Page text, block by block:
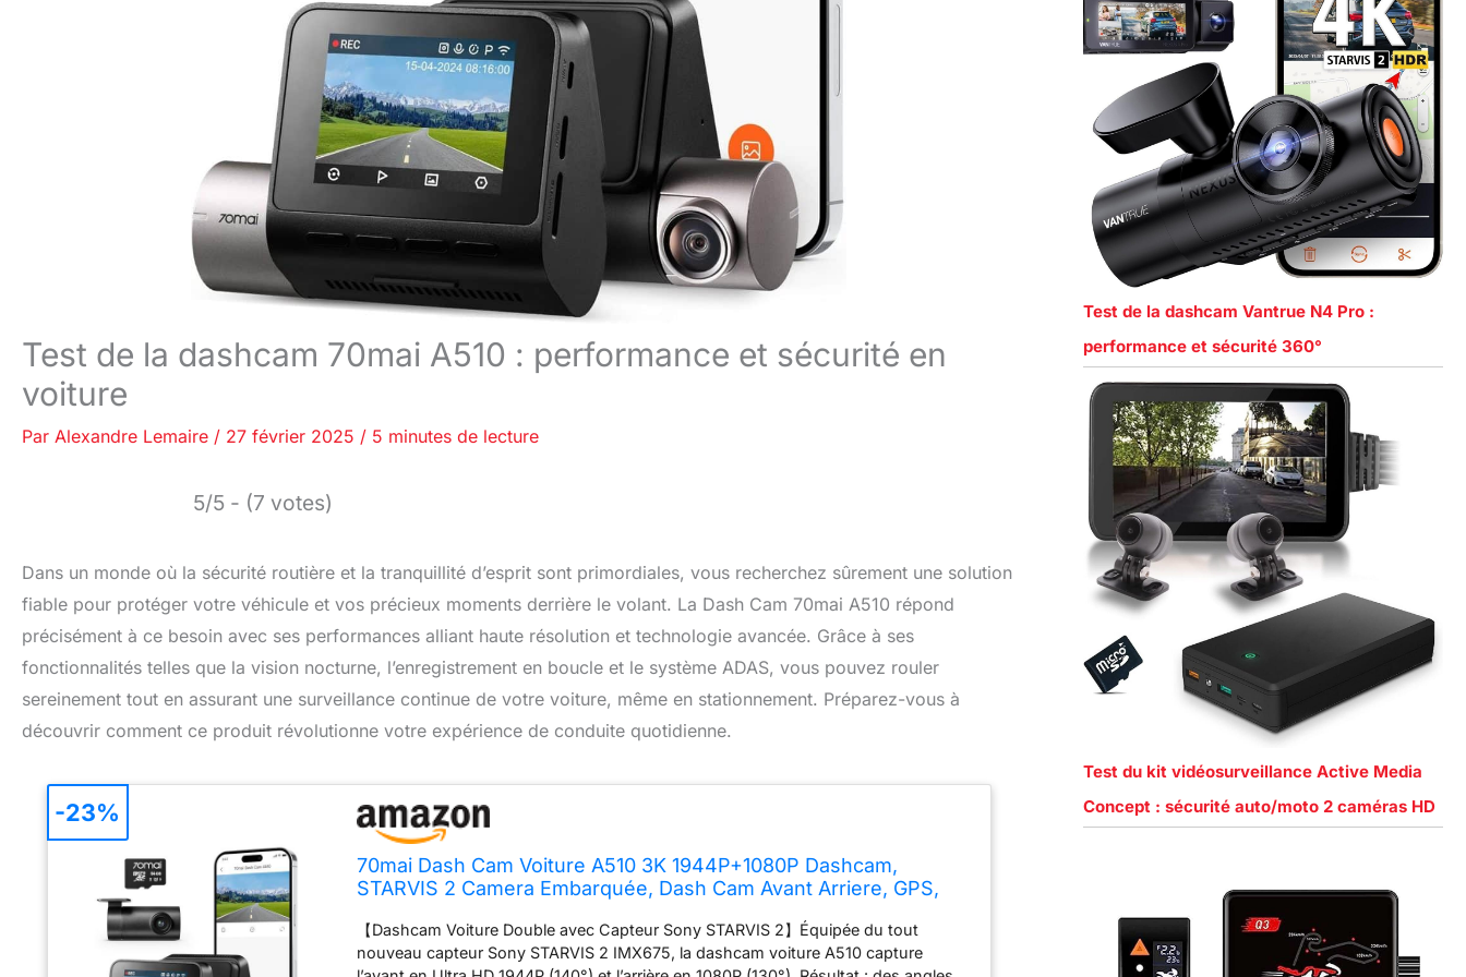
Test de la dashcam 70mai A510 : performance et sécurité en
voiture
Par Alexandre Lemaire / 27 février 2025 / 5 minutes de lecture
5/5 - (7 votes)
Dans un monde où la sécurité routière et la tranquillité d’esprit sont primordiales, vous recherchez sûrement une solution
fiable pour protéger votre véhicule et vos précieux moments derrière le volant. La Dash Cam 70mai A510 répond
précisément à ce besoin avec ses performances alliant haute résolution et technologie avancée. Grâce à ses
fonctionnalités telles que la vision nocturne, l’enregistrement en boucle et le système ADAS, vous pouvez rouler
sereinement tout en assurant une surveillance continue de votre voiture, même en stationnement. Préparez-vous à
découvrir comment ce produit révolutionne votre expérience de conduite quotidienne.
70mai Dash Cam Voiture A510 3K 1944P+1080P Dashcam,
STARVIS 2 Camera Embarquée, Dash Cam Avant Arriere, GPS,
Nocturne avec HDR, ADAS
【Dashcam Voiture Double avec Capteur Sony STARVIS 2】Équipée du tout
nouveau capteur Sony STARVIS 2 IMX675, la dashcam voiture A510 capture
-23%
Test de la dashcam Vantrue N4 Pro :
performance et sécurité 360°
Test du kit vidéosurveillance Active Media
Concept : sécurité auto/moto 2 caméras HD